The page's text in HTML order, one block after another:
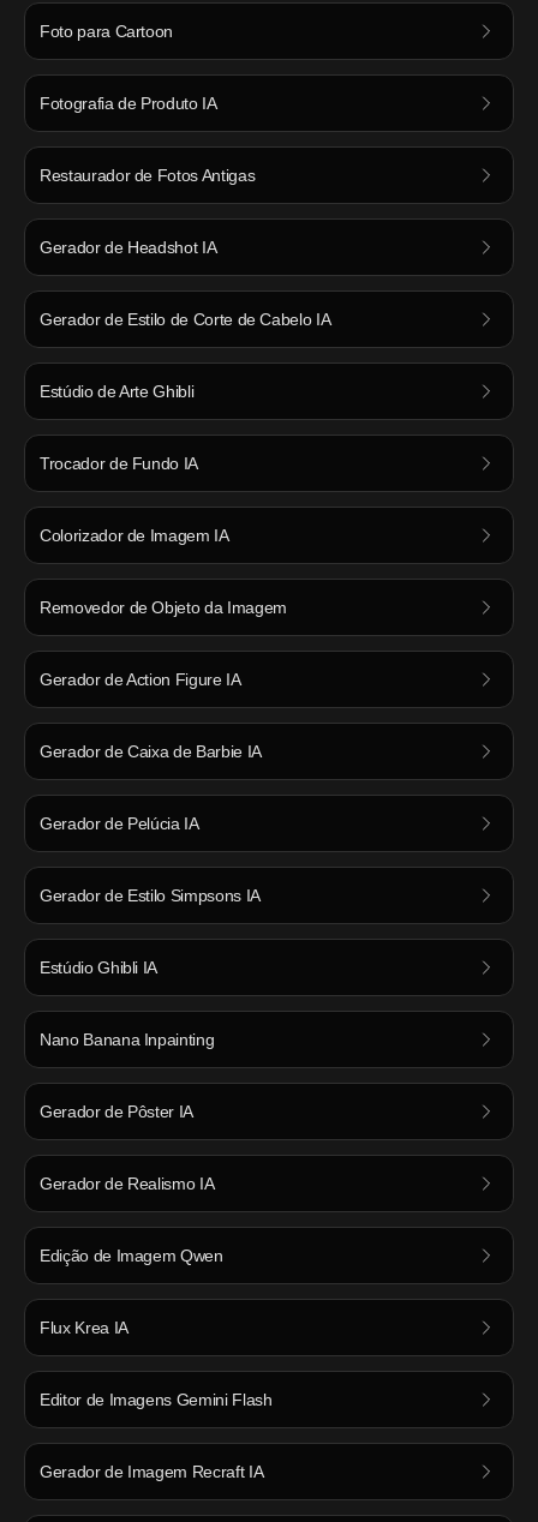
Foto para Cartoon
Fotografia de Produto IA
Restaurador de Fotos Antigas
Gerador de Headshot IA
Gerador de Estilo de Corte de Cabelo IA
Estúdio de Arte Ghibli
Trocador de Fundo IA
Colorizador de Imagem IA
Removedor de Objeto da Imagem
Gerador de Action Figure IA
Gerador de Caixa de Barbie IA
Gerador de Pelúcia IA
Gerador de Estilo Simpsons IA
Estúdio Ghibli IA
Nano Banana Inpainting
Gerador de Pôster IA
Gerador de Realismo IA
Edição de Imagem Qwen
Flux Krea IA
Editor de Imagens Gemini Flash
Gerador de Imagem Recraft IA